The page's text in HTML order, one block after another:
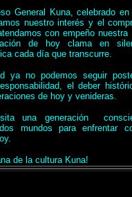
General Kuna, celebrado
nuestro interés y el
con empeño nuestra
de hoy clama en
cada día que transcurre.
ya no podemos seguir
el deber
de hoy y venideras.
una generación
mundos para enfrentar
de la cultura Kuna!